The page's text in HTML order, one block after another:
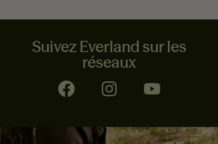
Suivez Everland sur les
réseaux